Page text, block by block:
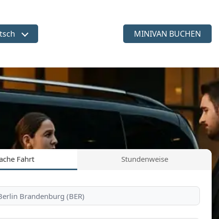
wählen MINIVAN BUCHEN
Fahrt Stundenweise